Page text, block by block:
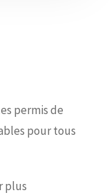
permis de
pour tous
plus